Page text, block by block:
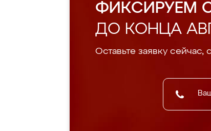
ФИКСИРУЕМ
ДО КОНЦА
Оставьте заявку сейчас,